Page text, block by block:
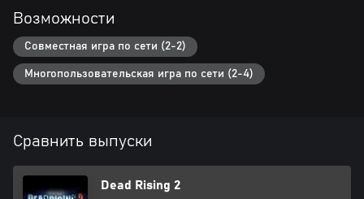
Возможности
Совместная игра по сети (2-2)
Многопользовательская игра по сети (2-4)
Сравнить выпуски
Dead Rising 2